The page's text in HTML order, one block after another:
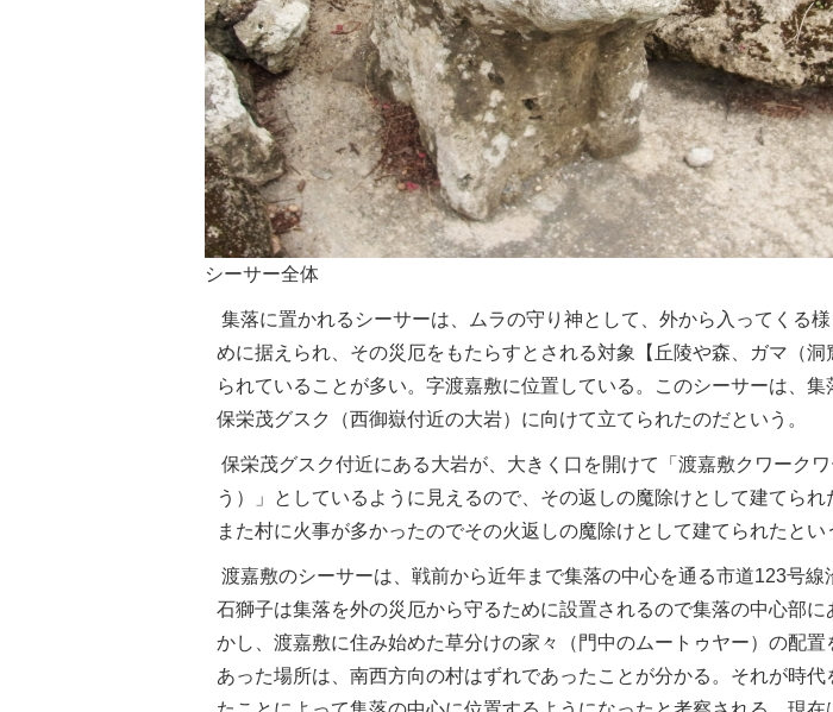
シーサー全体
集落に置かれるシーサーは、ムラの守り神として、外から入ってくる
めに据えられ、その災厄をもたらすとされる対象【丘陵や森、ガマ（洞
られていることが多い。字渡嘉敷に位置している。このシーサーは、
保栄茂グスク（西御嶽付近の大岩）に向けて立てられたのだという。
保栄茂グスク付近にある大岩が、大きく口を開けて「渡嘉敷クワーク
う）」としているように見えるので、その返しの魔除けとして建てられ
また村に火事が多かったのでその火返しの魔除けとして建てられたとい
渡嘉敷のシーサーは、戦前から近年まで集落の中心を通る市道123号線
石獅子は集落を外の災厄から守るために設置されるので集落の中心部に
かし、渡嘉敷に住み始めた草分けの家々（門中のムートゥヤー）の配
あった場所は、南西方向の村はずれであったことが分かる。それが時代